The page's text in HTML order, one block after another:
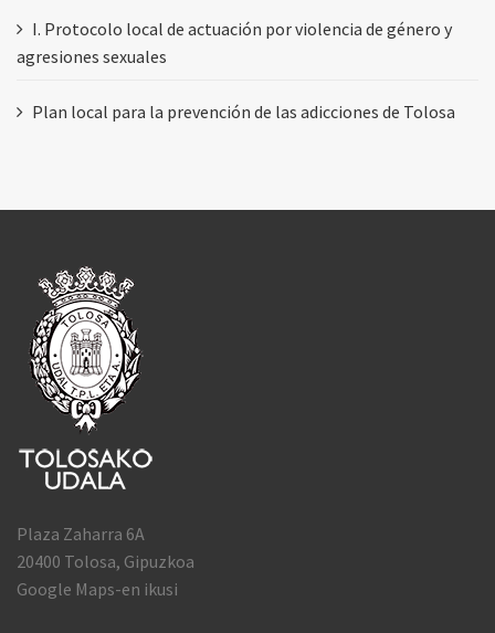
I. Protocolo local de actuación por violencia de género y
agresiones sexuales
Plan local para la prevención de las adicciones de Tolosa
Plaza Zaharra 6A
20400 Tolosa, Gipuzkoa
Google Maps-en ikusi